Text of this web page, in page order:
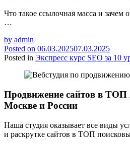
Что такое ссылочная масса и
…
by admin
Posted on 06.03.202507.03.2025
Posted in Экспресс курс SEO за 10
Продвижение сайтов в ТОП
Москве и России
Наша студия оказывает все виды
и раскрутке сайтов в ТОП